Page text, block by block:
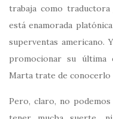
trabaja como traductora
está enamorada
superventas americano.
promocionar su última
Marta trate de conocerlo
Pero, claro, no